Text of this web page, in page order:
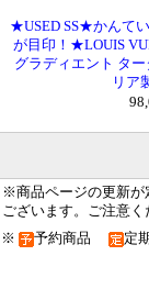
★USED SS★かんて
が目印！★LOUIS
グラディエント タ
リア
※商品ページの更新が
ございます。ご注意く
※ 予約商品 定